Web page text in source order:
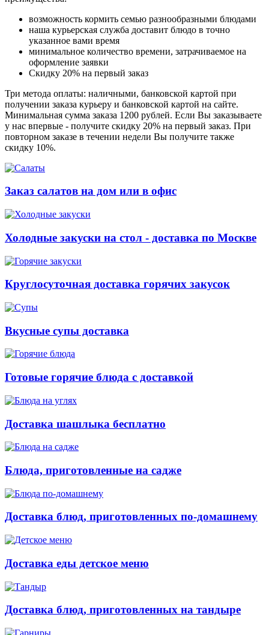
возможность кормить семью разнообразными блюдами
наша курьерская служба доставит блюдо в точно
указанное вами время
минимальное количество времени, затрачиваемое на
оформление заявки
Скидку 20% на первый заказ
Три метода оплаты: наличными, банковской картой при
получении заказа курьеру и банковской картой на сайте.
Минимальная сумма заказа 1200 рублей. Если Вы заказываете
у нас впервые - получите скидку 20% на первый заказ. При
повторном заказе в течении недели Вы получите также
скидку 10%.
Заказ салатов на дом или в офис
Холодные закуски на стол - доставка по Москве
Круглосуточная доставка горячих закусок
Вкусные супы доставка
Готовые горячие блюда с доставкой
Доставка шашлыка бесплатно
Блюда, приготовленные на садже
Доставка блюд, приготовленных по-домашнему
Доставка еды детское меню
Доставка блюд, приготовленных на тандыре